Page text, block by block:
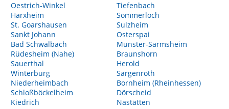
Oestrich-Winkel
Harxheim
St. Goarshausen
Sankt Johann
Bad Schwalbach
Rüdesheim (Nahe)
Sauerthal
Winterburg
Niederheimbach
Schloßböckelheim
Kiedrich
Tiefenbach
Sommerloch
Sulzheim
Osterspai
Münster-Sarmsheim
Braunshorn
Herold
Sargenroth
Bornheim (Rheinhessen)
Dörscheid
Nastätten